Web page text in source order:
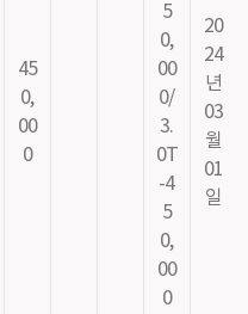
45
0,
00
0
5
0,
00
0/
3.
0T
-4
5
0,
00
0
20
24
년
03
월
01
일